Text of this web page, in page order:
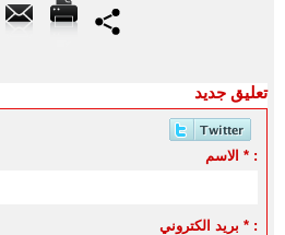
تعليق جديد
الاسم * :
بريد الكتروني * :